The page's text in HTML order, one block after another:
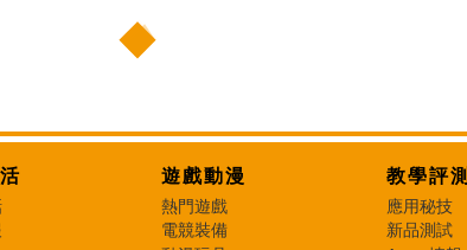
遊戲動漫
熱門遊戲
電競裝備
教學評測
應用秘技
新品測試